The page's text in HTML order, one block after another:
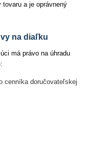
a je oprávnený
na diaľku
má právo na úhradu
cenníka doručovateľskej